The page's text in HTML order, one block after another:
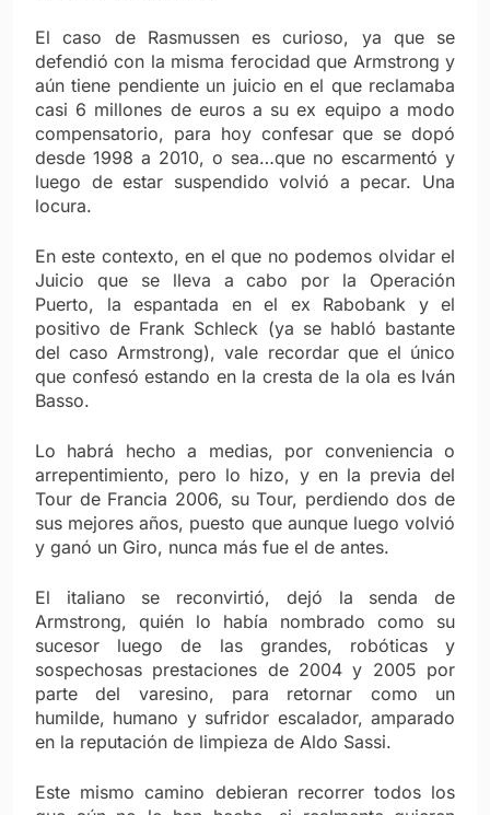
El caso de Rasmussen es curioso, ya que se
defendió con la misma ferocidad que Armstrong y
aún tiene pendiente un juicio en el que reclamaba
casi 6 millones de euros a su ex equipo a modo
compensatorio, para hoy confesar que se dopó
desde 1998 a 2010, o sea…que no escarmentó y
luego de estar suspendido volvió a pecar. Una
locura.
En este contexto, en el que no podemos olvidar el
Juicio que se lleva a cabo por la Operación
Puerto, la espantada en el ex Rabobank y el
positivo de Frank Schleck (ya se habló bastante
del caso Armstrong), vale recordar que el único
que confesó estando en la cresta de la ola es Iván
Basso.
Lo habrá hecho a medias, por conveniencia o
arrepentimiento, pero lo hizo, y en la previa del
Tour de Francia 2006, su Tour, perdiendo dos de
sus mejores años, puesto que aunque luego volvió
y ganó un Giro, nunca más fue el de antes.
El italiano se reconvirtió, dejó la senda de
Armstrong, quién lo había nombrado como su
sucesor luego de las grandes, robóticas y
sospechosas prestaciones de 2004 y 2005 por
parte del varesino, para retornar como un
humilde, humano y sufridor escalador, amparado
en la reputación de limpieza de Aldo Sassi.
Este mismo camino debieran recorrer todos los